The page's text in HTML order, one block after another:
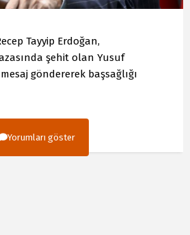
Tayyip Erdoğan,
şehit olan Yusuf
göndererek başsağlığı
Yorumları göster